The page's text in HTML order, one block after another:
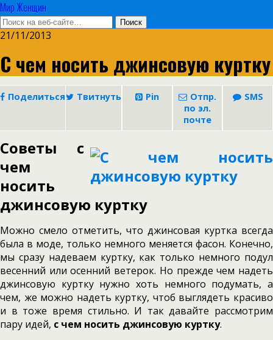
Мир Женщин
21/11/2013
С чем носить джинсовую куртку
Поделиться Твитнуть Pin
Отпр.
по эл.
почте
SMS
Советы с
чем
носить
джинсовую куртку
Можно смело отметить, что джинсовая куртка всегда
была в моде, только немного меняется фасон. Конечно,
мы сразу надеваем куртку, как только немного подул
весенний или осенний ветерок. Но прежде чем надеть
джинсовую куртку нужно хоть немного подумать, а
чем, же можно надеть куртку, чтоб выглядеть красиво
и в тоже время стильно. И так давайте рассмотрим
пару идей, с чем носить джинсовую куртку.